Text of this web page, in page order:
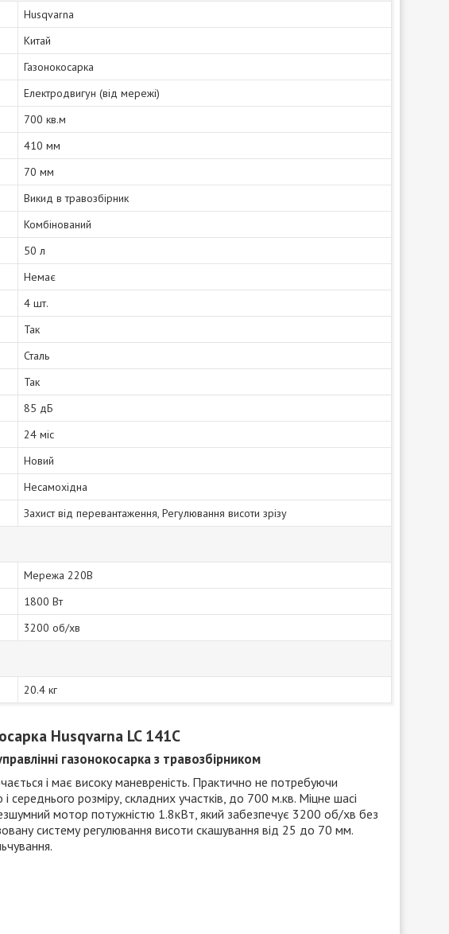
Husqvarna
Китай
Газонокосарка
Електродвигун (від мережі)
700 кв.м
410 мм
70 мм
Викид в травозбірник
Комбінований
50 л
Немає
4 шт.
Так
Сталь
Так
85 дБ
24 міс
Новий
Несамохідна
Захист від перевантаження, Регулювання висоти зрізу
Мережа 220В
1800 Вт
3200 об/хв
20.4 кг
Husqvarna LC 141C
газонокосарка з травозбірником
і має високу маневреність. Практично не потребуючи
середнього розміру, складних участків, до 700 м.кв. Міцне шасі
мотор потужністю 1.8кВт, який забезпечує 3200 об/хв без
систему регулювання висоти скашування від 25 до 70 мм.